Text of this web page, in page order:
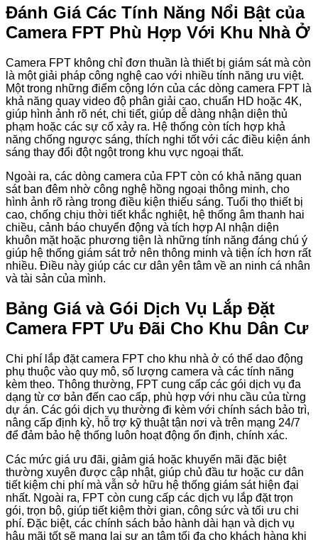
Đánh Giá Các Tính Năng Nổi Bật của
Camera FPT Phù Hợp Với Khu Nhà Ở
Camera FPT không chỉ đơn thuần là thiết bị giám sát mà còn
là một giải pháp công nghệ cao với nhiều tính năng ưu việt.
Một trong những điểm cộng lớn của các dòng camera FPT là
khả năng quay video độ phân giải cao, chuẩn HD hoặc 4K,
giúp hình ảnh rõ nét, chi tiết, giúp dễ dàng nhận diện thủ
phạm hoặc các sự cố xảy ra. Hệ thống còn tích hợp khả
năng chống ngược sáng, thích nghi tốt với các điều kiện ánh
sáng thay đổi đột ngột trong khu vực ngoại thất.
Ngoài ra, các dòng camera của FPT còn có khả năng quan
sát ban đêm nhờ công nghệ hồng ngoại thông minh, cho
hình ảnh rõ ràng trong điều kiện thiếu sáng. Tuổi thọ thiết bị
cao, chống chịu thời tiết khắc nghiệt, hệ thống âm thanh hai
chiều, cảnh báo chuyển động và tích hợp AI nhận diện
khuôn mặt hoặc phương tiện là những tính năng đáng chú ý
giúp hệ thống giám sát trở nên thông minh và tiện ích hơn rất
nhiều. Điều này giúp các cư dân yên tâm về an ninh cá nhân
và tài sản của mình.
Bảng Giá và Gói Dịch Vụ Lắp Đặt
Camera FPT Ưu Đãi Cho Khu Dân Cư
Chi phí lắp đặt camera FPT cho khu nhà ở có thể dao động
phụ thuộc vào quy mô, số lượng camera và các tính năng
kèm theo. Thông thường, FPT cung cấp các gói dịch vụ đa
dạng từ cơ bản đến cao cấp, phù hợp với nhu cầu của từng
dự án. Các gói dịch vụ thường đi kèm với chính sách bảo trì,
nâng cấp định kỳ, hỗ trợ kỹ thuật tận nơi và trên mạng 24/7
để đảm bảo hệ thống luôn hoạt động ổn định, chính xác.
Các mức giá ưu đãi, giảm giá hoặc khuyến mãi đặc biệt
thường xuyên được cập nhật, giúp chủ đầu tư hoặc cư dân
tiết kiệm chi phí mà vẫn sở hữu hệ thống giám sát hiện đại
nhất. Ngoài ra, FPT còn cung cấp các dịch vụ lắp đặt trọn
gói, trọn bộ, giúp tiết kiệm thời gian, công sức và tối ưu chi
phí. Đặc biệt, các chính sách bảo hành dài hạn và dịch vụ
hậu mãi tốt sẽ mang lại sự an tâm tối đa cho khách hàng khi